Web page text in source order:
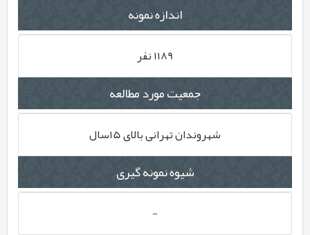
اندازه نمونه
1189 نفر
جمعیت مورد مطالعه
شهروندان تهرانی بالای 15سال
شیوه نمونه گیری
-